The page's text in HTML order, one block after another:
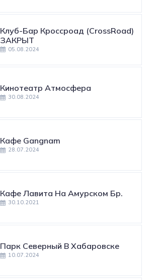
Клуб-Бар Кроссроад (CrossRoad)
ЗАКРЫТ
05.08.2024
Кинотеатр Атмосфера
30.08.2024
Кафе Gangnam
28.07.2024
Кафе Лавита На Амурском Бр.
30.10.2021
Парк Северный В Хабаровске
10.07.2024